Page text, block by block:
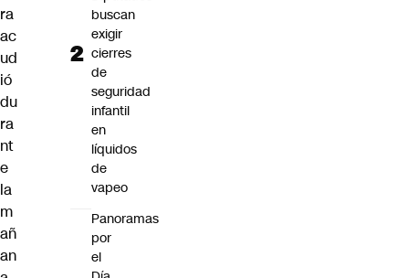
ra
ac
ud
ió
du
ra
nt
e
la
m
añ
an
buscan
exigir
cierres
de
seguridad
infantil
en
líquidos
de
vapeo
Panoramas
por
el